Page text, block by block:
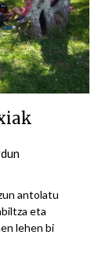
antolatu
eta
lehen bi